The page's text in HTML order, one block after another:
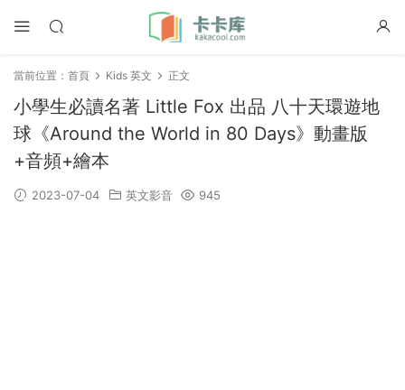
當前位置： 首頁 Kids 英文 正文
小學生必讀名著 Little Fox 出品 八十天環遊地
球《Around the World in 80 Days》動畫版
+音頻+繪本
2023-07-04 英文影音 945